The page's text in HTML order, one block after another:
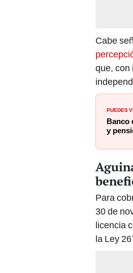
Cabe
que, con
PUEDES
Banco
y
Para
30 de
licencia
la Ley